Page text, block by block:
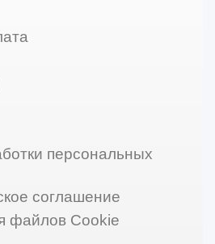
персональных
соглашение
файлов Cookie